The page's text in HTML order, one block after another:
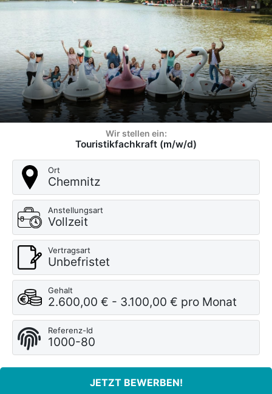
Wir stellen ein:
Touristikfachkraft (m/w/d)
Ort
Chemnitz
Anstellungsart
Vollzeit
Vertragsart
Unbefristet
Gehalt
2.600,00 € - 3.100,00 € pro Monat
Referenz-Id
1000-80
JETZT BEWERBEN!